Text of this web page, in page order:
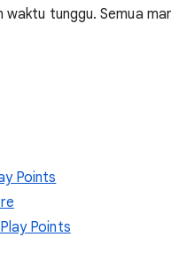
tunggu. Semua
Points
Points